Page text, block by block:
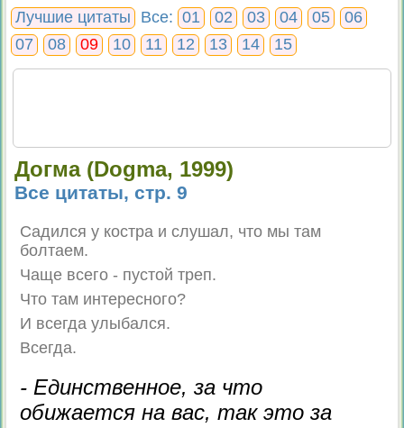
Лучшие цитаты
Все: 01 02 03 04 05
06
07
08 09 10 11 12 13 14 15
Догма (Dogma, 1999)
Все цитаты, стр. 9
Садился у костра и слушал, что мы там
болтаем.
Чаще всего - пустой треп.
Что там интересного?
И всегда улыбался.
Всегда.
- Единственное, за что
обижается на вас, так это за